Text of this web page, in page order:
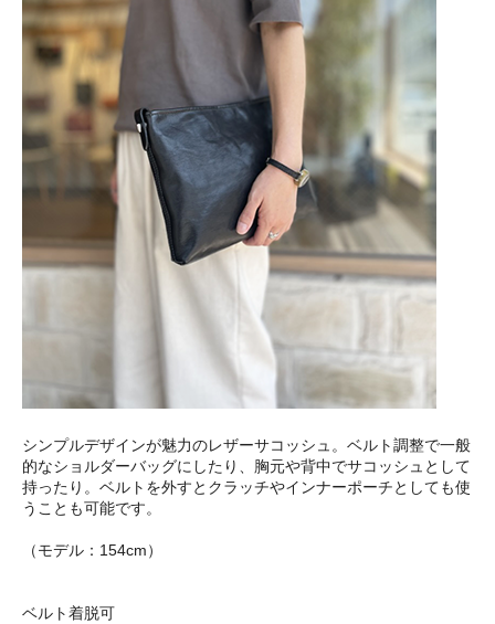
シンプルデザインが魅力のレザーサコッシュ。ベルト調整で一般
的なショルダーバッグにしたり、胸元や背中でサコッシュとして
持ったり。ベルトを外すとクラッチやインナーポーチとしても使
うことも可能です。
（モデル：154cm）
ベルト着脱可